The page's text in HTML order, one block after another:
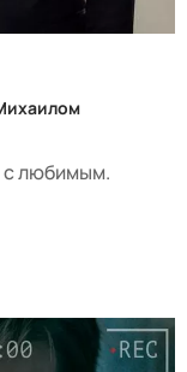
с любимым.